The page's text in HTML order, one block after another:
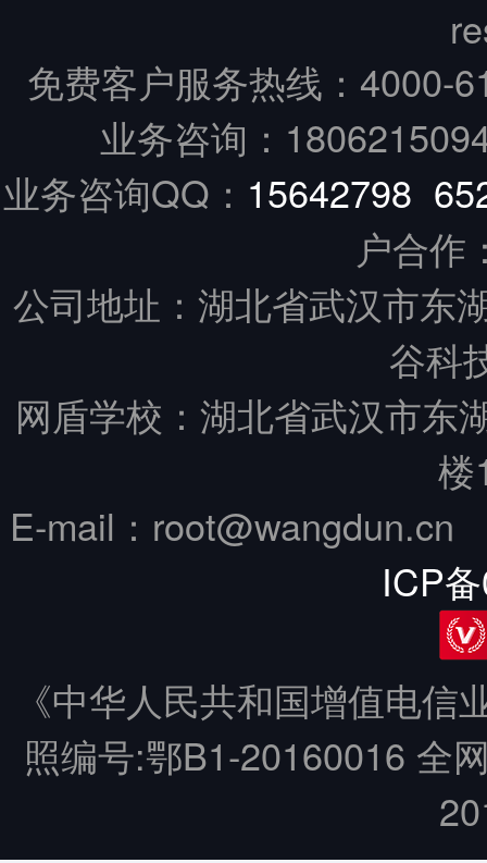
免费客户服务热线： 4000-
业务咨询：
业务咨询QQ： 15642798
户合作
公司地址：湖北省武汉市东
谷科
网盾学校：湖北省武汉市东
楼
E-mail：
ICP
《中华人民共和国增值电
照编号:鄂B1-20160016 全